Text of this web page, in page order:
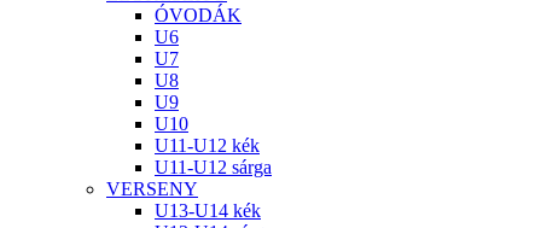
ÓVODÁK
U6
U7
U8
U9
U10
U11-U12 kék
U11-U12 sárga
VERSENY
U13-U14 kék